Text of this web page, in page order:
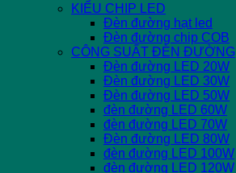
KIỂU CHIP LED
Đèn đường hạt led
Đèn đường chip COB
CÔNG SUẤT ĐÈN ĐƯỜNG
Đèn đường LED 20W
Đèn đường LED 30W
Đèn đường LED 50W
đèn đường LED 60W
đèn đường LED 70W
Đèn đường LED 80W
đèn đường LED 100W
đèn đường LED 120W